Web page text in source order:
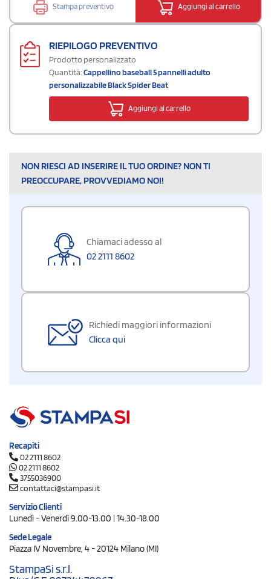
Stampa preventivo Aggiungi al carrello
RIEPILOGO PREVENTIVO
Prodotto personalizzato
Quantità:Cappellino baseball 5 pannelli adulto
personalizzabile Black Spider Beat
Aggiungi al carrello
NON RIESCI AD INSERIRE IL TUO ORDINE? NON TI
PREOCCUPARE, PROVVEDIAMO NOI!
Chiamaci adesso al
02 2111 8602
Richiedi maggiori informazioni
Clicca qui
Recapiti
02 2111 8602
02 2111 8602
3755036900
contattaci@stampasi.it
Servizio Clienti
Lunedì - Venerdì 9.00-13.00 | 14.30-18.00
Sede Legale
Piazza IV Novembre, 4 - 20124 Milano (MI)
StampaSi s.r.l.